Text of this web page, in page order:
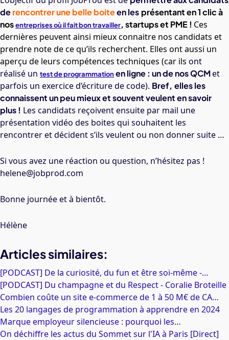
derencontrer une belle boiteen les présentant en 1 clic à
nosentreprises où il fait bon travailler, startups et PME ! Ces
dernières peuvent ainsi mieux connaitre nos candidats et
prendre note de ce qu’ils recherchent. Elles ont aussi un
aperçu de leurs compétences techniques (car ils ont
réalisé un test de programmation en ligne : un de nos QCMet
parfois un exercice d’écriture de code). Bref, elles les
connaissent un peu mieux et souvent veulent en savoir
plus ! Les candidats reçoivent ensuite par mail une
présentation vidéo des boites qui souhaitent les
rencontrer et décident s’ils veulent ou non donner suite …
Si vous avez une réaction ou question, n’hésitez pas !
helene@jobprod.com
Bonne journée et à bientôt.
Hélène
Articles similaires:
[PODCAST] De la curiosité, du fun et être soi-même -…
[PODCAST] Du champagne et du Respect - Coralie Broteille
Combien coûte un site e-commerce de 1 à 50 M€ de CA…
Les 20 langages de programmation à apprendre en 2024
Marque employeur silencieuse : pourquoi les…
On déchiffre les actus du Sommet sur l'IA à Paris [Direct]